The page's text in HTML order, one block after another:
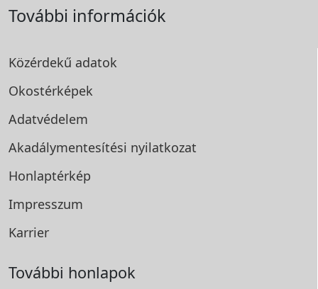
További információk
Közérdekű adatok
Okostérképek
Adatvédelem
Akadálymentesítési nyilatkozat
Honlaptérkép
Impresszum
Karrier
További honlapok